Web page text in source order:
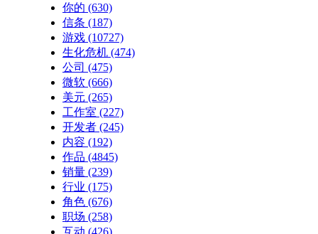
你的 (630)
信条 (187)
游戏 (10727)
生化危机 (474)
公司 (475)
微软 (666)
美元 (265)
工作室 (227)
开发者 (245)
内容 (192)
作品 (4845)
销量 (239)
行业 (175)
角色 (676)
职场 (258)
互动 (426)